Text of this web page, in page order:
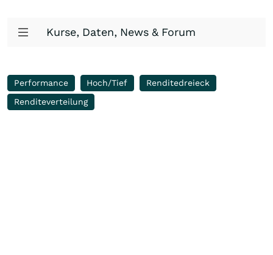
Kurse, Daten, News & Forum
Performance Hoch/Tief
Renditedreieck
Renditeverteilung